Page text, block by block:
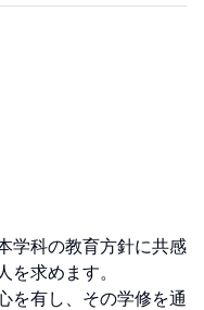
学科の教育方針に共感
を求めます。
を有し、その学修を通